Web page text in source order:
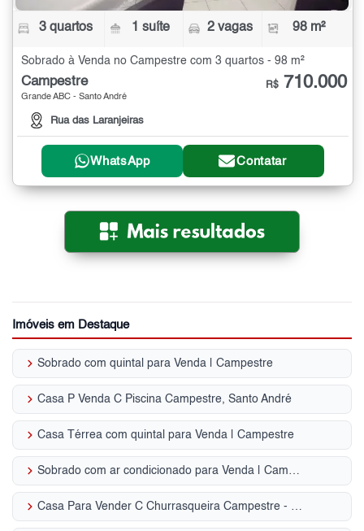
3 quartos 1 suíte 2 vagas 98 m²
Sobrado à Venda no Campestre com 3 quartos - 98 m²
Campestre
Grande ABC - Santo André
Rua das Laranjeiras
R$ 710.000
WhatsApp Contatar
Imóveis em Destaque
keyboard_arrow_right Sobrado com quintal para Venda | Campestre
keyboard_arrow_right Casa P Venda C Piscina Campestre, Santo André
keyboard_arrow_right Casa Térrea com quintal para Venda | Campestre
keyboard_arrow_right Sobrado com ar condicionado para Venda | Campestre
keyboard_arrow_right Casa Para Vender C Churrasqueira Campestre - Santo André, SP